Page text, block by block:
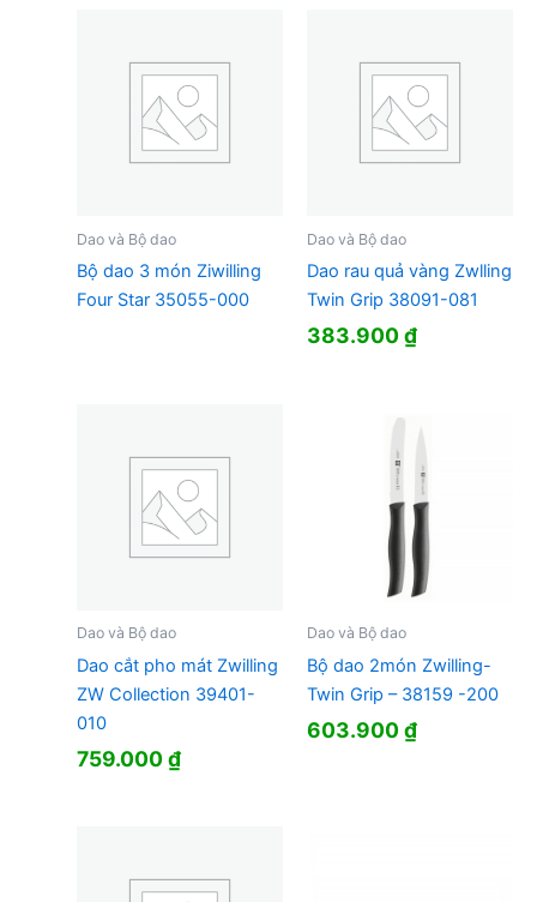
Dao và Bộ dao
Bộ dao 3 món Ziwilling
Four Star 35055-000
Dao và Bộ dao
Dao rau quả vàng Zwlling
Twin Grip 38091-081
383.900₫
Dao và Bộ dao
Dao cắt pho mát Zwilling
ZW Collection 39401-
010
759.000₫
Dao và Bộ dao
Bộ dao 2món Zwilling-
Twin Grip – 38159 -200
603.900₫